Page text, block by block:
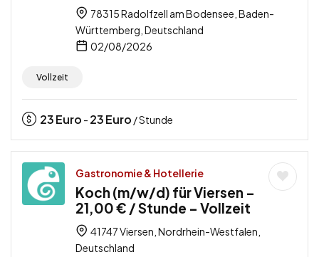
78315 Radolfzell am Bodensee, Baden-
Württemberg, Deutschland
02/08/2026
Vollzeit
23Euro - 23Euro / Stunde
Gastronomie & Hotellerie
Koch (m/w/d) für Viersen –
21,00 € / Stunde – Vollzeit
41747 Viersen, Nordrhein-Westfalen,
Deutschland